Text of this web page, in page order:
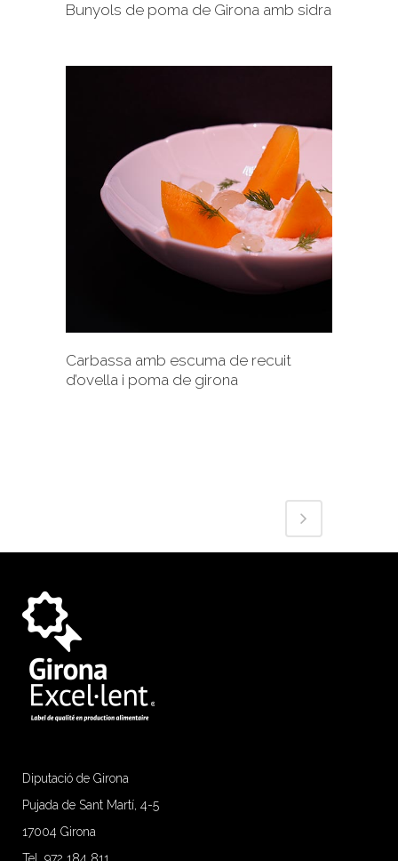
Bunyols de poma de Girona amb sidra
+
Carbassa amb escuma de recuit
d’ovella i poma de girona
Diputació de Girona
Pujada de Sant Martí, 4-5
17004 Girona